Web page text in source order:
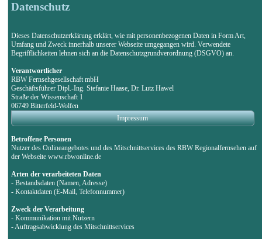
Datenschutz
Dieses Datenschutzerklärung erklärt, wie mit personenbezogenen Daten in Form Art,
Umfang und Zweck innerhalb unserer Webseite umgegangen wird. Verwendete
Begrifflichkeiten lehnen sich an die Datenschutzgrundverordnung (DSGVO) an.
Verantwortlicher
RBW Fernsehgesellschaft mbH
Geschäftsführer Dipl.-Ing. Stefanie Haase, Dr. Lutz Hawel
Straße der Wissenschaft 1
06749 Bitterfeld-Wolfen
Impressum
Betroffene Personen
Nutzer des Onlineangebotes und des Mitschnittservices des RBW Regionalfernsehen auf
der Webseite www.rbwonline.de
Arten der verarbeiteten Daten
- Bestandsdaten (Namen, Adresse)
- Kontaktdaten (E-Mail, Telefonnummer)
Zweck der Verarbeitung
- Kommunikation mit Nutzern
- Auftragsabwicklung des Mitschnittservices